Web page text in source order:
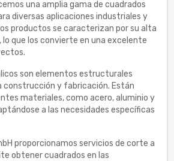
una amplia gama de cuadrados
diversas aplicaciones industriales y
productos se caracterizan por su alta
lo que los convierte en una excelente
son elementos estructurales
construcción y fabricación. Están
materiales, como acero, aluminio y
a las necesidades específicas
proporcionamos servicios de corte a
obtener cuadrados en las